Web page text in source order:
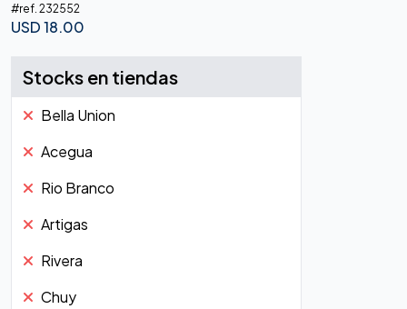
#ref. 232552
USD18.00
Stocks en tiendas
Bella Union
Acegua
Rio Branco
Artigas
Rivera
Chuy